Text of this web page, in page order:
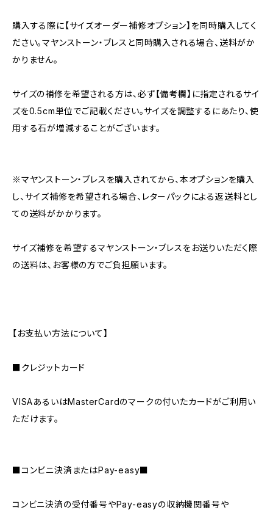
購入する際に【サイズオーダー補修オプション】を同時購入してく
ださい。マヤンストーン・ブレスと同時購入される場合、送料がか
かりません。
サイズの補修を希望される方は、必ず【備考欄】に指定されるサイ
ズを0.5cm単位でご記載ください。サイズを調整するにあたり、使
用する石が増減することがございます。
※マヤンストーン・ブレスを購入されてから、本オプションを購入
し、サイズ補修を希望される場合、レターパックによる返送料とし
ての送料がかかります。
サイズ補修を希望するマヤンストーン・ブレスをお送りいただく際
の送料は、お客様の方でご負担願います。
【お支払い方法について】
■クレジットカード
VISAあるいはMasterCardのマークの付いたカードがご利用い
ただけます。
■コンビニ決済またはPay-easy■
コンビニ決済の受付番号やPay-easyの収納機関番号や